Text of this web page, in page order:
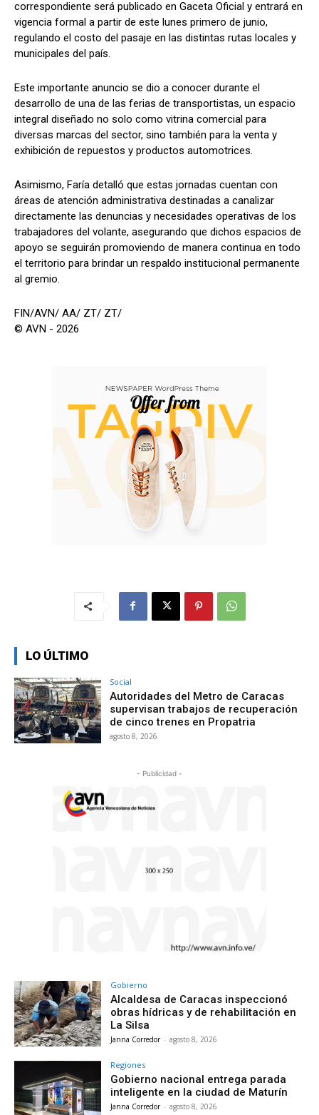
correspondiente será publicado en Gaceta Oficial y entrará en
vigencia formal a partir de este lunes primero de junio,
regulando el costo del pasaje en las distintas rutas locales y
municipales del país.
Este importante anuncio se dio a conocer durante el
desarrollo de una de las ferias de transportistas, un espacio
integral diseñado no solo como vitrina comercial para
diversas marcas del sector, sino también para la venta y
exhibición de repuestos y productos automotrices.
Asimismo, Faría detalló que estas jornadas cuentan con
áreas de atención administrativa destinadas a canalizar
directamente las denuncias y necesidades operativas de los
trabajadores del volante, asegurando que dichos espacios de
apoyo se seguirán promoviendo de manera continua en todo
el territorio para brindar un respaldo institucional permanente
al gremio.
FIN/AVN/ AA/ ZT/ ZT/
© AVN - 2026
LO ÚLTIMO
Social
Autoridades del Metro de Caracas
supervisan trabajos de recuperación
de cinco trenes en Propatria
agosto 8, 2026
- Publicidad -
Gobierno
Alcaldesa de Caracas inspeccionó
obras hídricas y de rehabilitación en
La Silsa
Janna Corredor - agosto 8, 2026
Regiones
Gobierno nacional entrega parada
inteligente en la ciudad de Maturín
Janna Corredor - agosto 8, 2026